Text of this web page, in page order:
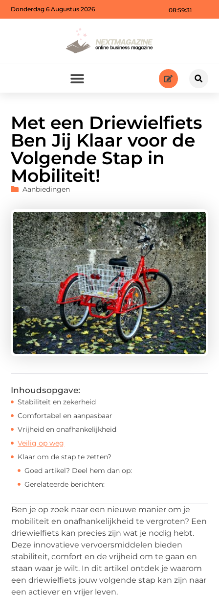
08:59:33
Donderdag 6 Augustus 2026
Met een Driewielfiets
Ben Jij Klaar voor de
Volgende Stap in
Mobiliteit!
Aanbiedingen
Inhoudsopgave:
Stabiliteit en zekerheid
Comfortabel en aanpasbaar
Vrijheid en onafhankelijkheid
Veilig op weg
Klaar om de stap te zetten?
Goed artikel? Deel hem dan op:
Gerelateerde berichten:
Ben je op zoek naar een nieuwe manier om je
mobiliteit en onafhankelijkheid te vergroten? Een
driewielfiets kan precies zijn wat je nodig hebt.
Deze innovatieve vervoersmiddelen bieden
stabiliteit, comfort en de vrijheid om te gaan en
staan waar je wilt. In dit artikel ontdek je waarom
een driewielfiets jouw volgende stap kan zijn naar
een actiever en vrijer leven.